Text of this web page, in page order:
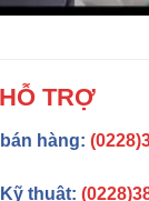
TRỢ
bán hàng:
Kỹ thuật: